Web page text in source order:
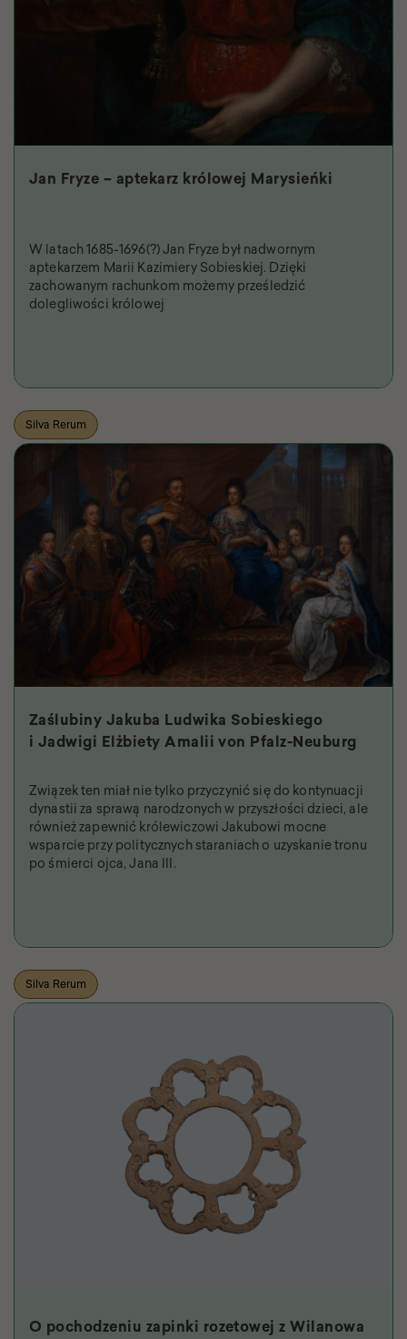
Jan Fryze – aptekarz królowej Marysieńki
W latach 1685-1696(?) Jan Fryze był nadwornym
aptekarzem Marii Kazimiery Sobieskiej. Dzięki
zachowanym rachunkom możemy prześledzić
dolegliwości królowej
Silva Rerum
Zaślubiny Jakuba Ludwika Sobieskiego
i Jadwigi Elżbiety Amalii von Pfalz-Neuburg
Związek ten miał nie tylko przyczynić się do kontynuacji
dynastii za sprawą narodzonych w przyszłości dzieci, ale
również zapewnić królewiczowi Jakubowi mocne
wsparcie przy politycznych staraniach o uzyskanie tronu
po śmierci ojca, Jana III.
Silva Rerum
O pochodzeniu zapinki rozetowej z Wilanowa